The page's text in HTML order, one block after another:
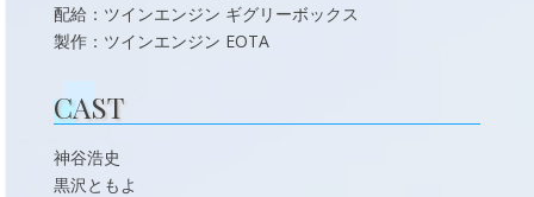
配給：ツインエンジン ギグリーボックス
製作：ツインエンジン EOTA
CAST
神谷浩史
黒沢ともよ